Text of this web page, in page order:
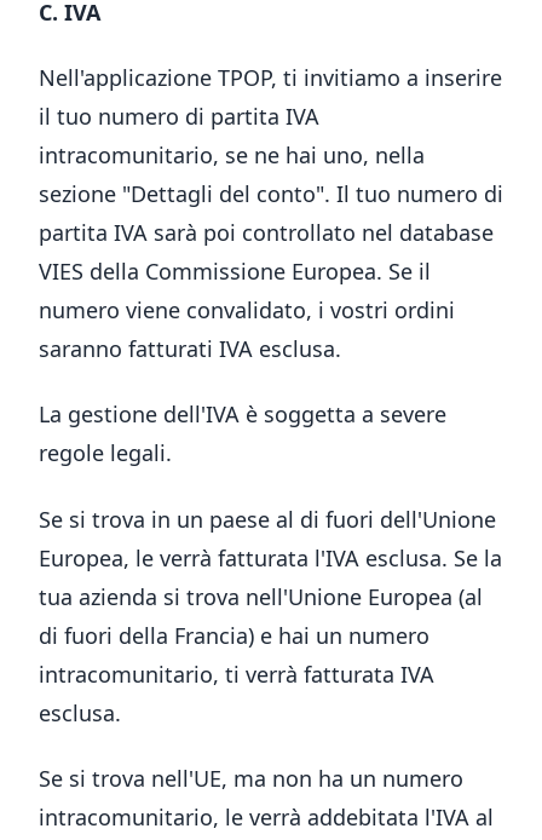
C. IVA
Nell'applicazione TPOP, ti invitiamo a inserire
il tuo numero di partita IVA
intracomunitario, se ne hai uno, nella
sezione "Dettagli del conto". Il tuo numero di
partita IVA sarà poi controllato nel database
VIES della Commissione Europea. Se il
numero viene convalidato, i vostri ordini
saranno fatturati IVA esclusa.
La gestione dell'IVA è soggetta a severe
regole legali.
Se si trova in un paese al di fuori dell'Unione
Europea, le verrà fatturata l'IVA esclusa. Se la
tua azienda si trova nell'Unione Europea (al
di fuori della Francia) e hai un numero
intracomunitario, ti verrà fatturata IVA
esclusa.
Se si trova nell'UE, ma non ha un numero
intracomunitario, le verrà addebitata l'IVA al